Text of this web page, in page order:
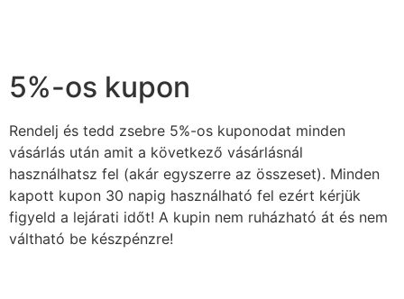
5%-os kupon
Rendelj és tedd zsebre 5%-os kuponodat minden
vásárlás után amit a következő vásárlásnál
használhatsz fel (akár egyszerre az összeset). Minden
kapott kupon 30 napig használható fel ezért kérjük
figyeld a lejárati időt! A kupin nem ruházható át és nem
váltható be készpénzre!